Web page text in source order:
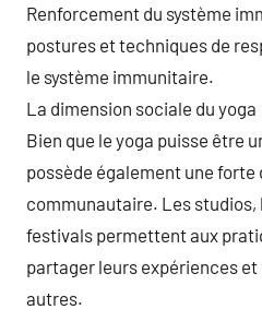
Renforcement du système
postures et techniques de
le système immunitaire.
La dimension sociale du yoga
Bien que le yoga puisse être
possède également une forte
communautaire. Les
festivals permettent aux
partager leurs expériences et
autres.